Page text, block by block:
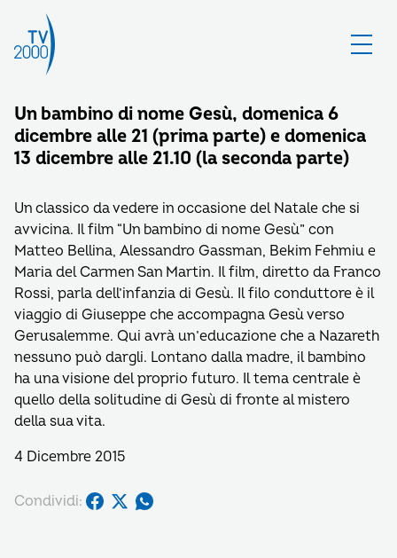
Un bambino di nome Gesù, domenica 6
dicembre alle 21 (prima parte) e domenica
13 dicembre alle 21.10 (la seconda parte)
Un classico da vedere in occasione del Natale che si
avvicina. Il film “Un bambino di nome Gesù” con
Matteo Bellina, Alessandro Gassman, Bekim Fehmiu e
Maria del Carmen San Martin. Il film, diretto da Franco
Rossi, parla dell’infanzia di Gesù. Il filo conduttore è il
viaggio di Giuseppe che accompagna Gesù verso
Gerusalemme. Qui avrà un’educazione che a Nazareth
nessuno può dargli. Lontano dalla madre, il bambino
ha una visione del proprio futuro. Il tema centrale è
quello della solitudine di Gesù di fronte al mistero
della sua vita.
4 Dicembre 2015
Condividi: